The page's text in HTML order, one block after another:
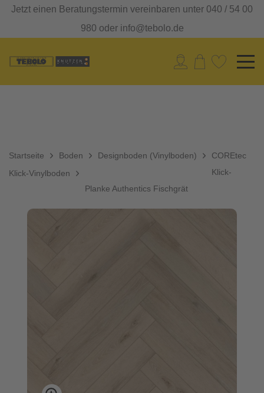
Jetzt einen Beratungstermin vereinbaren unter 040 / 54 00
980 oder info@tebolo.de
Startseite Boden
Designboden (Vinylboden)
Klick-Vinylboden
COREtec
Klick-
Planke Authentics Fischgrät